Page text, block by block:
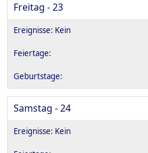
Freitag - 23
Samstag - 24